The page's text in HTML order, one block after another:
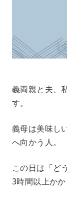
義両親と夫、
す。
義母は美味し
へ向かう人。
この日は「ど
3時間以上かか